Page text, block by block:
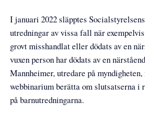
I januari 2022 släpptes
utredningar av vissa fall när
grovt misshandlat eller dödats av en
vuxen person har dödats av en
Mannheimer, utredare på
webbinarium berätta om slutsatserna i
på barnutredningarna.